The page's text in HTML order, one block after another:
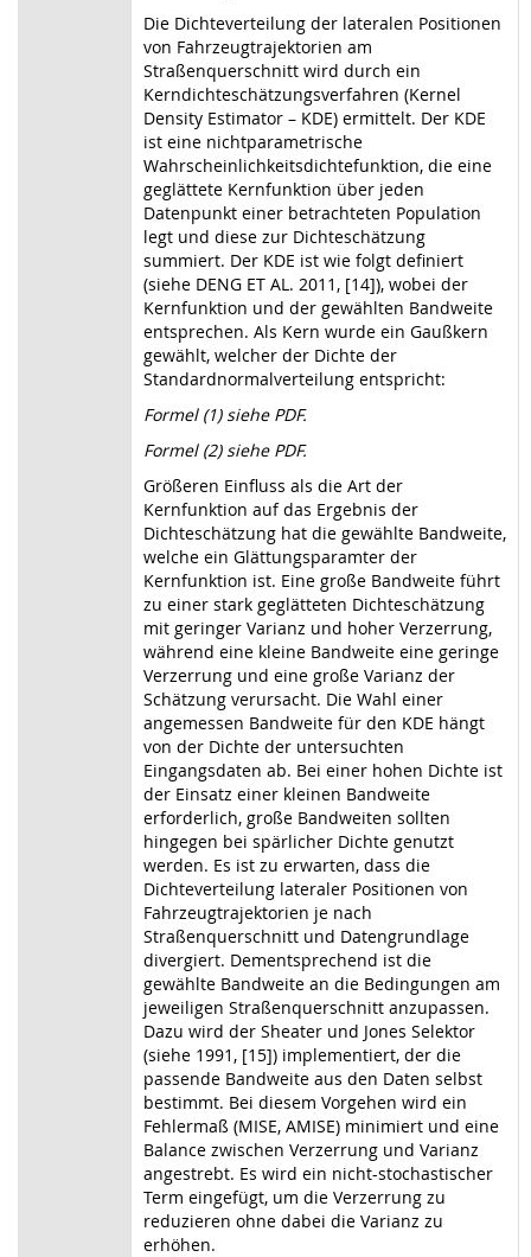
Die Dichteverteilung der lateralen Positionen
von Fahrzeugtrajektorien am
Straßenquerschnitt wird durch ein
Kerndichteschätzungsverfahren (Kernel
Density Estimator – KDE) ermittelt. Der KDE
ist eine nichtparametrische
Wahrscheinlichkeitsdichtefunktion, die eine
geglättete Kernfunktion über jeden
Datenpunkt einer betrachteten Population
legt und diese zur Dichteschätzung
summiert. Der KDE ist wie folgt definiert
(siehe DENG ET AL. 2011, [14]), wobei der
Kernfunktion und der gewählten Bandweite
entsprechen. Als Kern wurde ein Gaußkern
gewählt, welcher der Dichte der
Standardnormalverteilung entspricht:
Formel (1) siehe PDF.
Formel (2) siehe PDF.
Größeren Einfluss als die Art der
Kernfunktion auf das Ergebnis der
Dichteschätzung hat die gewählte Bandweite,
welche ein Glättungsparamter der
Kernfunktion ist. Eine große Bandweite führt
zu einer stark geglätteten Dichteschätzung
mit geringer Varianz und hoher Verzerrung,
während eine kleine Bandweite eine geringe
Verzerrung und eine große Varianz der
Schätzung verursacht. Die Wahl einer
angemessen Bandweite für den KDE hängt
von der Dichte der untersuchten
Eingangsdaten ab. Bei einer hohen Dichte ist
der Einsatz einer kleinen Bandweite
erforderlich, große Bandweiten sollten
hingegen bei spärlicher Dichte genutzt
werden. Es ist zu erwarten, dass die
Dichteverteilung lateraler Positionen von
Fahrzeugtrajektorien je nach
Straßenquerschnitt und Datengrundlage
divergiert. Dementsprechend ist die
gewählte Bandweite an die Bedingungen am
jeweiligen Straßenquerschnitt anzupassen.
Dazu wird der Sheater und Jones Selektor
(siehe 1991, [15]) implementiert, der die
passende Bandweite aus den Daten selbst
bestimmt. Bei diesem Vorgehen wird ein
Fehlermaß (MISE, AMISE) minimiert und eine
Balance zwischen Verzerrung und Varianz
angestrebt. Es wird ein nicht-stochastischer
Term eingefügt, um die Verzerrung zu
reduzieren ohne dabei die Varianz zu
erhöhen.